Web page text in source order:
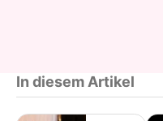
In diesem Artikel